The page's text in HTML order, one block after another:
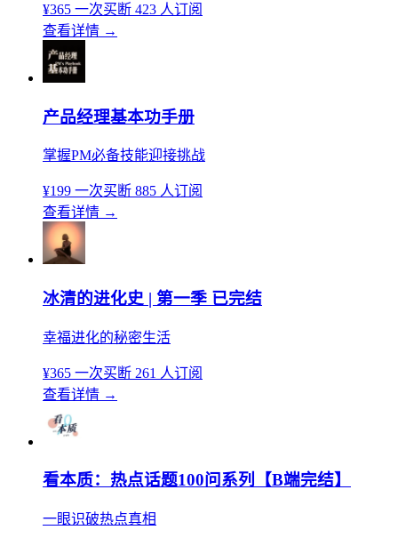
¥365 一次买断 423 人订阅
查看详情 →
产品经理基本功手册
掌握PM必备技能迎接挑战
¥199 一次买断 885 人订阅
查看详情 →
冰清的进化史 | 第一季 已完结
幸福进化的秘密生活
¥365 一次买断 261 人订阅
查看详情 →
看本质：热点话题100问系列【B端完结】
一眼识破热点真相